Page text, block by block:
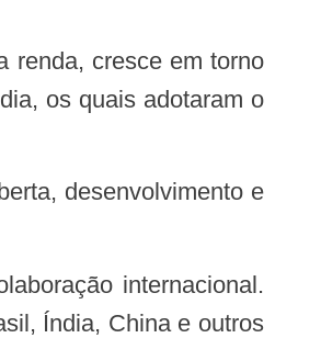
os quais adotaram o
Índia, China e outros